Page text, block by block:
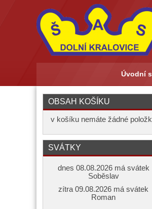
Úvodní
OBSAH KOŠÍKU
v košíku nemáte žádné
SVÁTKY
dnes 08.08.2026 má svátek
Soběslav
zítra 09.08.2026 má svátek
Roman